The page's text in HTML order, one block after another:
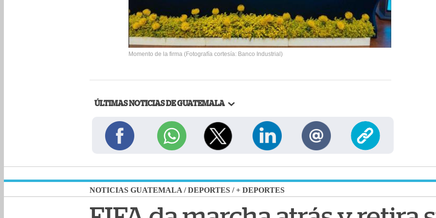
Momento de la firma (Fotografía cortesía: Banco Industrial)
ÚLTIMAS NOTICIAS DE GUATEMALA
NOTICIAS GUATEMALA/DEPORTES /+ DEPORTES